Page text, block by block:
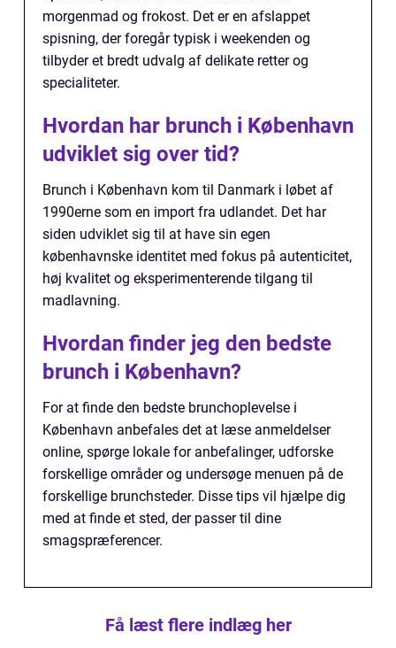
morgenmad og frokost. Det er en afslappet
spisning, der foregår typisk i weekenden og
tilbyder et bredt udvalg af delikate retter og
specialiteter.
Hvordan har brunch i København
udviklet sig over tid?
Brunch i København kom til Danmark i løbet af
1990erne som en import fra udlandet. Det har
siden udviklet sig til at have sin egen
københavnske identitet med fokus på autenticitet,
høj kvalitet og eksperimenterende tilgang til
madlavning.
Hvordan finder jeg den bedste
brunch i København?
For at finde den bedste brunchoplevelse i
København anbefales det at læse anmeldelser
online, spørge lokale for anbefalinger, udforske
forskellige områder og undersøge menuen på de
forskellige brunchsteder. Disse tips vil hjælpe dig
med at finde et sted, der passer til dine
smagspræferencer.
Få læst flere indlæg her